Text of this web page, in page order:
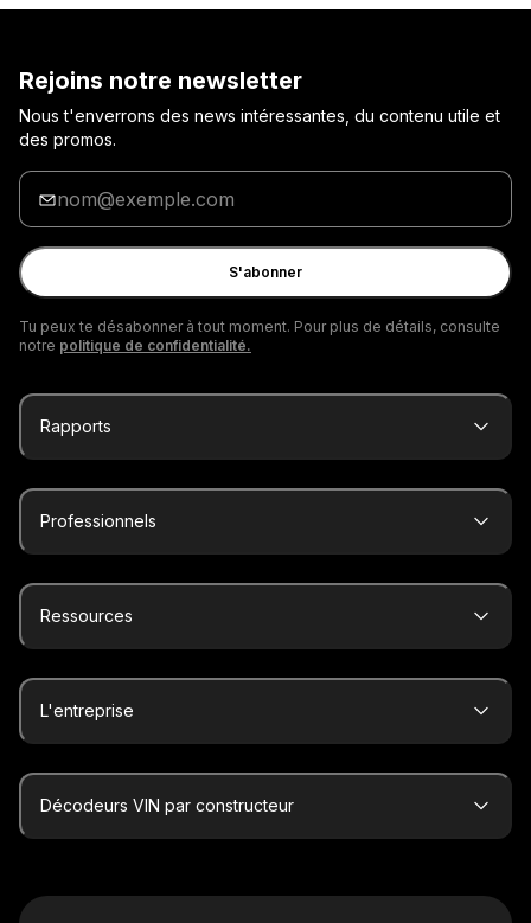
Rejoins notre newsletter
Nous t'enverrons des news intéressantes, du contenu utile et
des promos.
Entre
ton
adresse
e-
mail
S'abonner
Tu peux te désabonner à tout moment. Pour plus de détails, consulte
notre politique de confidentialité.
Rapports
Professionnels
Ressources
L'entreprise
Décodeurs VIN par constructeur